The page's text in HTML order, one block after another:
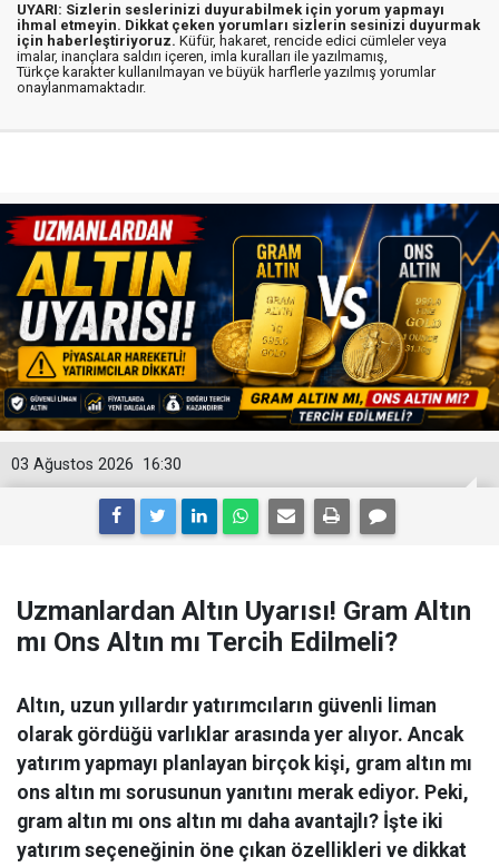
UYARI: Sizlerin seslerinizi duyurabilmek için yorum yapmayı
ihmal etmeyin. Dikkat çeken yorumları sizlerin sesinizi duyurmak
için haberleştiriyoruz. Küfür, hakaret, rencide edici cümleler veya
imalar, inançlara saldırı içeren, imla kuralları ile yazılmamış,
Türkçe karakter kullanılmayan ve büyük harflerle yazılmış yorumlar
onaylanmamaktadır.
16:30
03 Ağustos 2026
Uzmanlardan Altın Uyarısı! Gram Altın
mı Ons Altın mı Tercih Edilmeli?
Altın, uzun yıllardır yatırımcıların güvenli liman
olarak gördüğü varlıklar arasında yer alıyor. Ancak
yatırım yapmayı planlayan birçok kişi, gram altın mı
ons altın mı sorusunun yanıtını merak ediyor. Peki,
gram altın mı ons altın mı daha avantajlı? İşte iki
yatırım seçeneğinin öne çıkan özellikleri ve dikkat